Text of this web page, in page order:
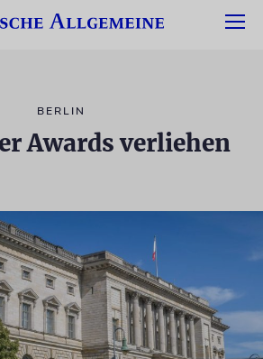
BERLIN
Awards verliehen